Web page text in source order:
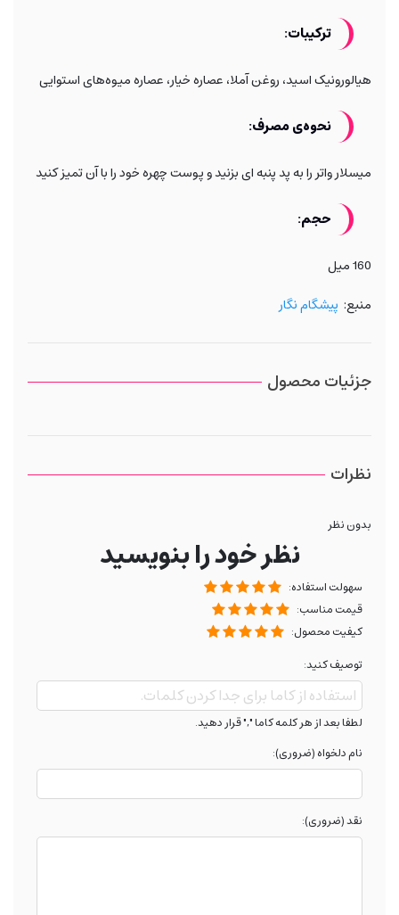
ترکیبات:
هیالورونیک اسید، روغن آملا، عصاره خیار، عصاره میوه‌های استوایی
نحوه‌ی مصرف:
میسلار واتر را به پد پنبه ای بزنید و پوست چهره خود را با آن تمیز کنید
حجم:
160 میل
منبع: پیشگام نگار
جزئیات محصول
نظرات
بدون نظر
نظر خود را بنویسید
سهولت استفاده:
قیمت مناسب:
کیفیت محصول:
توصیف کنید:
لطفا بعد از هر کلمه کاما "," قرار دهید.
نام دلخواه (ضروری):
نقد (ضروری):